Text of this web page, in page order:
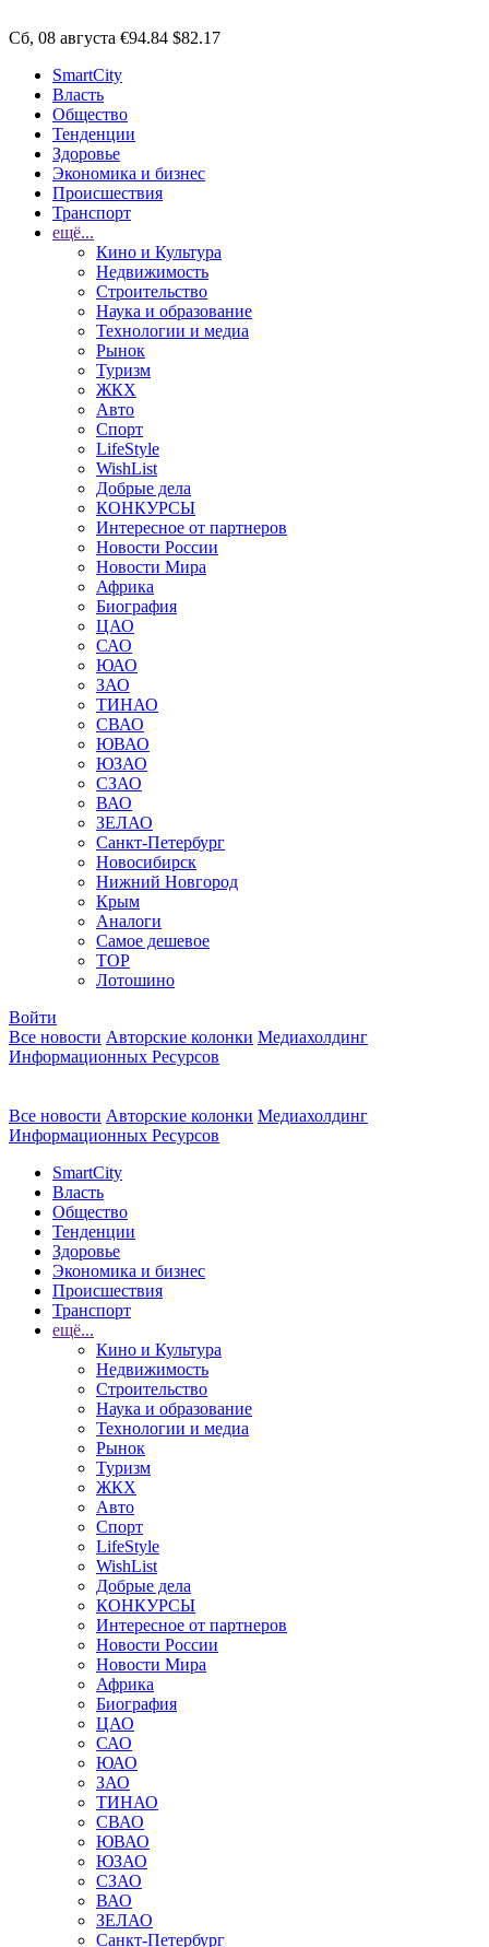
Сб, 08 августа €94.84 $82.17
SmartCity
Власть
Общество
Тенденции
Здоровье
Экономика и бизнес
Происшествия
Транспорт
ещё...
Кино и Культура
Недвижимость
Строительство
Наука и образование
Технологии и медиа
Рынок
Туризм
ЖКХ
Авто
Спорт
LifeStyle
WishList
Добрые дела
КОНКУРСЫ
Интересное от партнеров
Новости России
Новости Мира
Африка
Биография
ЦАО
САО
ЮАО
ЗАО
ТИНАО
СВАО
ЮВАО
ЮЗАО
СЗАО
ВАО
ЗЕЛАО
Санкт-Петербург
Новосибирск
Нижний Новгород
Крым
Аналоги
Самое дешевое
TOP
Лотошино
Войти
Все новости Авторские колонки Медиахолдинг
Информационных Ресурсов
Все новости Авторские колонки Медиахолдинг
Информационных Ресурсов
SmartCity
Власть
Общество
Тенденции
Здоровье
Экономика и бизнес
Происшествия
Транспорт
ещё...
Кино и Культура
Недвижимость
Строительство
Наука и образование
Технологии и медиа
Рынок
Туризм
ЖКХ
Авто
Спорт
LifeStyle
WishList
Добрые дела
КОНКУРСЫ
Интересное от партнеров
Новости России
Новости Мира
Африка
Биография
ЦАО
САО
ЮАО
ЗАО
ТИНАО
СВАО
ЮВАО
ЮЗАО
СЗАО
ВАО
ЗЕЛАО
Санкт-Петербург